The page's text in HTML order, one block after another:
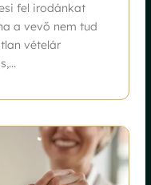
fel irodánkat
a vevő nem tud
vételár